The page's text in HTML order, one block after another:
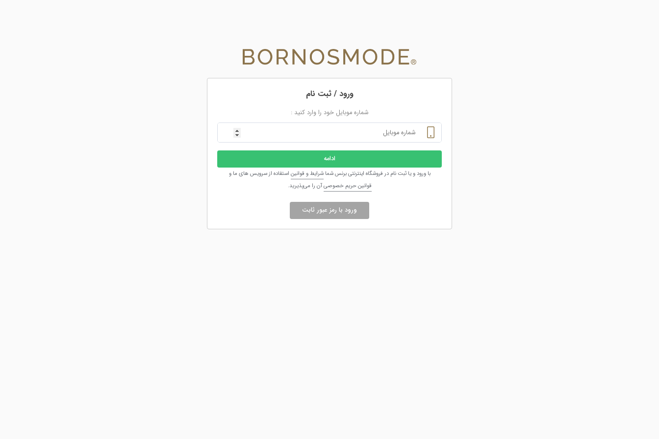
ورود / ثبت نام
شماره موبایل خود را وارد کنید :
ادامه
با ورود و یا ثبت نام در فروشگاه اینترنتی برنس شماشرایط و قوانین استفاده از سرویس های ما و
قوانین حریم خصوصیآن را می‌پذیرید.
ورود با رمز عبور ثابت